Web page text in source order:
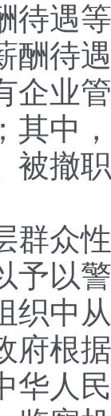
待遇
酬待
业
其中
被撤
众
予以
织中
府根
人